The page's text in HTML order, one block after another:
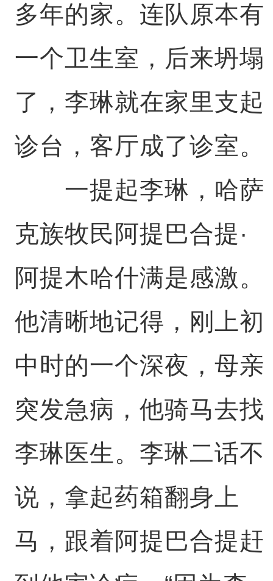
多年的家。连队原本有
一个卫生室，后来坍塌
了，李琳就在家里支起
诊台，客厅成了诊室。
一提起李琳，哈萨
克族牧民阿提巴合提·
阿提木哈什满是感激。
他清晰地记得，刚上初
中时的一个深夜，母亲
突发急病，他骑马去找
李琳医生。李琳二话不
说，拿起药箱翻身上
马，跟着阿提巴合提赶